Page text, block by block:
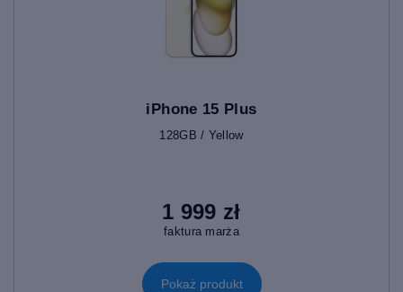
iPhone 15 Plus
128GB / Yellow
1 999 zł
faktura marża
Pokaż produkt